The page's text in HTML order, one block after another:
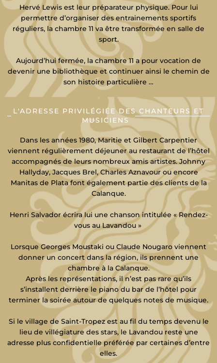
Hervé Lewis est leur préparateur physique. Pour lui
permettre d’organiser des entrainements sportifs
réguliers, la chambre 11 va être transformée en salle de
sport.
Aujourd’hui fermée, la chambre 11 a pour vocation de
devenir une bibliothèque et continuer ainsi le chemin de
son histoire particulière …
L'ADRESSE PRIVILÉGIÉE DES CHANTEURS ET
MUSICIENS
Dans les années 1980, Maritie et Gilbert Carpentier
viennent régulièrement déjeuner au restaurant de l’hôtel
accompagnés de leurs nombreux amis artistes. Johnny
Hallyday, Jacques Brel, Charles Aznavour ou encore
Manitas de Plata font également partie des clients de la
Calanque.
Henri Salvador écrira lui une chanson intitulée « Rendez-
vous au Lavandou »
Lorsque Georges Moustaki ou Claude Nougaro viennent
donner un concert dans la région, ils prennent une
chambre à la Calanque.
Après les représentations, il n’est pas rare qu’ils
s’installent derrière le piano du bar de l’hôtel pour
terminer la soirée autour de quelques notes de musique.
Si le village de Saint-Tropez est au fil du temps devenu le
lieu de villégiature des stars, le Lavandou reste une
adresse plus confidentielle préférée par certaines d’entre
elles.